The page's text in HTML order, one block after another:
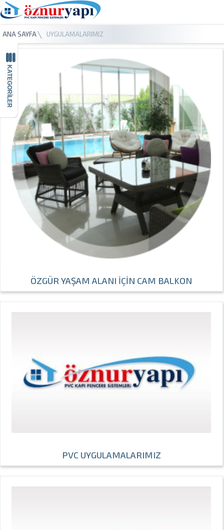
ANA SAYFA UYGULAMALARIMIZ
KATEGORİLER
ÖZGÜR YAŞAM ALANI İÇİN CAM BALKON
PVC UYGULAMALARIMIZ